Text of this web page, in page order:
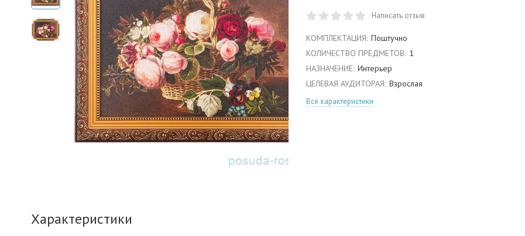
Написать отзыв
КОМПЛЕКТАЦИЯ: Поштучно
КОЛИЧЕСТВО ПРЕДМЕТОВ: 1
НАЗНАЧЕНИЕ: Интерьер
ЦЕЛЕВАЯ АУДИТОРАЯ: Взрослая
Все характеристики
Характеристики